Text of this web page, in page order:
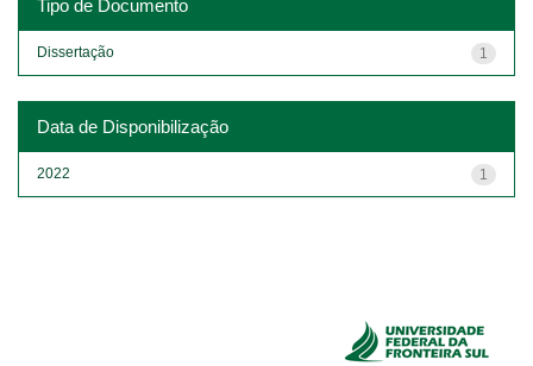
Tipo de Documento
1
Dissertação
Data de Disponibilização
1
2022